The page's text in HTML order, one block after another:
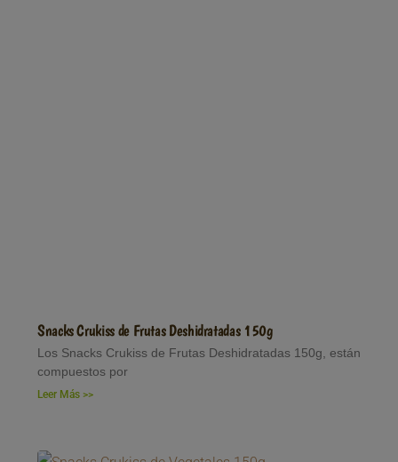
Snacks Crukiss de Frutas Deshidratadas 150g
Los Snacks Crukiss de Frutas Deshidratadas 150g, están
compuestos por
Leer Más >>